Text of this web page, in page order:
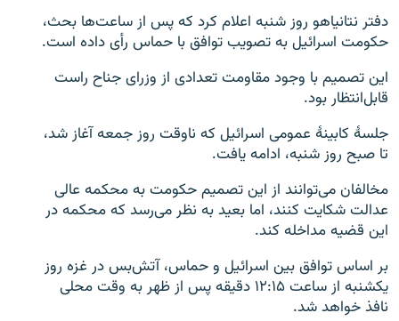
دفتر نتانیاهو روز شنبه اعلام کرد که پس از ساعت‌ها بحث،
حکومت اسرائیل به تصویب توافق با حماس رأی داده است.
این تصمیم با وجود مقاومت تعدادی از وزرای جناح راست
قابل‌انتظار بود.
جلسۀ کابینۀ عمومی اسرائیل که ناوقت روز جمعه آغاز شد،
تا صبح روز شنبه، ادامه یافت.
مخالفان می‌توانند از این تصمیم حکومت به محکمه عالی
عدالت شکایت کنند، اما بعید به نظر می‌رسد که محکمه در
این قضیه مداخله کند.
بر اساس توافق بین اسرائیل و حماس، آتش‌بس در غزه روز
یکشنبه از ساعت ۱۲:۱۵ دقیقه پس از ظهر به وقت محلی
نافذ خواهد شد.